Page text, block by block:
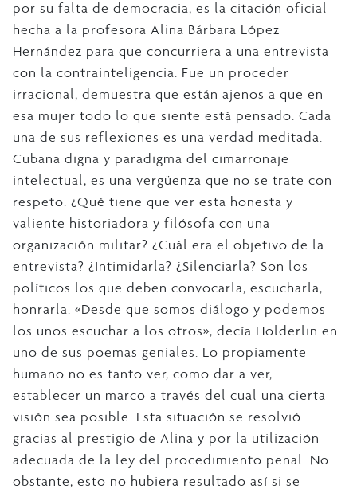
por su falta de democracia, es la citación oficial
hecha a la profesora Alina Bárbara López
Hernández para que concurriera a una entrevista
con la contrainteligencia. Fue un proceder
irracional, demuestra que están ajenos a que en
esa mujer todo lo que siente está pensado. Cada
una de sus reflexiones es una verdad meditada.
Cubana digna y paradigma del cimarronaje
intelectual, es una vergüenza que no se trate con
respeto. ¿Qué tiene que ver esta honesta y
valiente historiadora y filósofa con una
organización militar? ¿Cuál era el objetivo de la
entrevista? ¿Intimidarla? ¿Silenciarla? Son los
políticos los que deben convocarla, escucharla,
honrarla. «Desde que somos diálogo y podemos
los unos escuchar a los otros», decía Holderlin en
uno de sus poemas geniales. Lo propiamente
humano no es tanto ver, como dar a ver,
establecer un marco a través del cual una cierta
visión sea posible. Esta situación se resolvió
gracias al prestigio de Alina y por la utilización
adecuada de la ley del procedimiento penal. No
obstante, esto no hubiera resultado así si se